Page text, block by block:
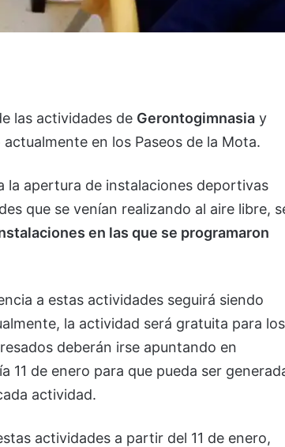
las actividades de Gerontogimnasia y
en los Paseos de la Mota.
la apertura de instalaciones deportivas
que se venían realizando al aire libre,
en las que se programaron
a estas actividades seguirá siendo
la actividad será gratuita para los
deberán irse apuntando en
11 de enero para que pueda ser
actividad.
actividades a partir del 11 de enero,